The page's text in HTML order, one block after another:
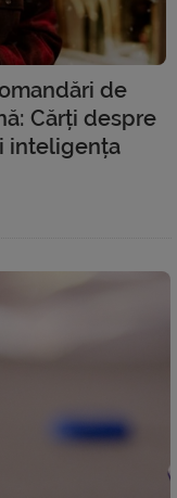
de
Cărți despre
inteligența